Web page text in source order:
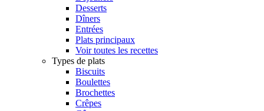
Desserts
Dîners
Entrées
Plats principaux
Voir toutes les recettes
Types de plats
Biscuits
Boulettes
Brochettes
Crêpes